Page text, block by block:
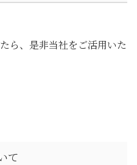
ら、是非当社をご活用いた
て